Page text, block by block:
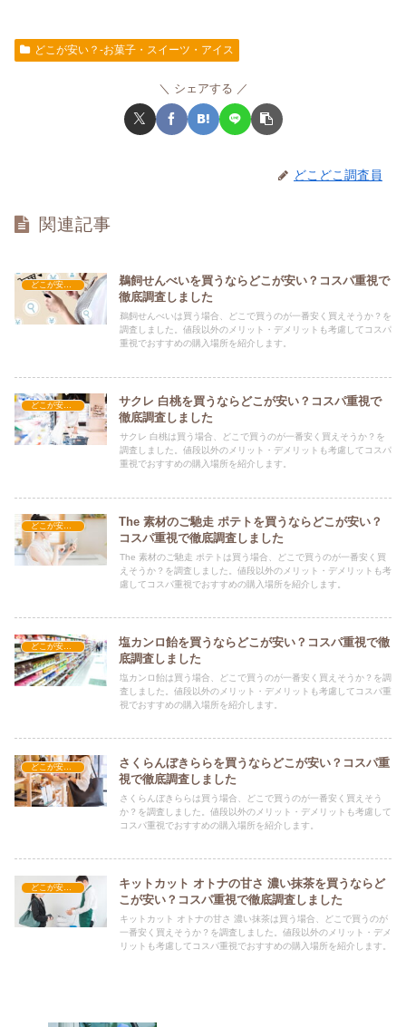
どこが安い？-お菓子・スイーツ・アイス
シェアする
どこどこ調査員
関連記事
どこが安い？-お菓子・スイーツ・アイス
鵜飼せんべいを買うならどこが安い？コスパ重視で
徹底調査しました
鵜飼せんべいは買う場合、どこで買うのが一番安く買えそうか？を
調査しました。値段以外のメリット・デメリットも考慮してコスパ
重視でおすすめの購入場所を紹介します。
どこが安い？-お菓子・スイーツ・アイス
サクレ 白桃を買うならどこが安い？コスパ重視で
徹底調査しました
サクレ 白桃は買う場合、どこで買うのが一番安く買えそうか？を
調査しました。値段以外のメリット・デメリットも考慮してコスパ
重視でおすすめの購入場所を紹介します。
どこが安い？-お菓子・スイーツ・アイス
The 素材のご馳走 ポテトを買うならどこが安い？
コスパ重視で徹底調査しました
The 素材のご馳走 ポテトは買う場合、どこで買うのが一番安く買
えそうか？を調査しました。値段以外のメリット・デメリットも考
慮してコスパ重視でおすすめの購入場所を紹介します。
どこが安い？-お菓子・スイーツ・アイス
塩カンロ飴を買うならどこが安い？コスパ重視で徹
底調査しました
塩カンロ飴は買う場合、どこで買うのが一番安く買えそうか？を調
査しました。値段以外のメリット・デメリットも考慮してコスパ重
視でおすすめの購入場所を紹介します。
どこが安い？-お菓子・スイーツ・アイス
さくらんぼきららを買うならどこが安い？コスパ重
視で徹底調査しました
さくらんぼきららは買う場合、どこで買うのが一番安く買えそう
か？を調査しました。値段以外のメリット・デメリットも考慮して
コスパ重視でおすすめの購入場所を紹介します。
どこが安い？-お菓子・スイーツ・アイス
キットカット オトナの甘さ 濃い抹茶を買うならど
こが安い？コスパ重視で徹底調査しました
キットカット オトナの甘さ 濃い抹茶は買う場合、どこで買うのが
一番安く買えそうか？を調査しました。値段以外のメリット・デメ
リットも考慮してコスパ重視でおすすめの購入場所を紹介します。